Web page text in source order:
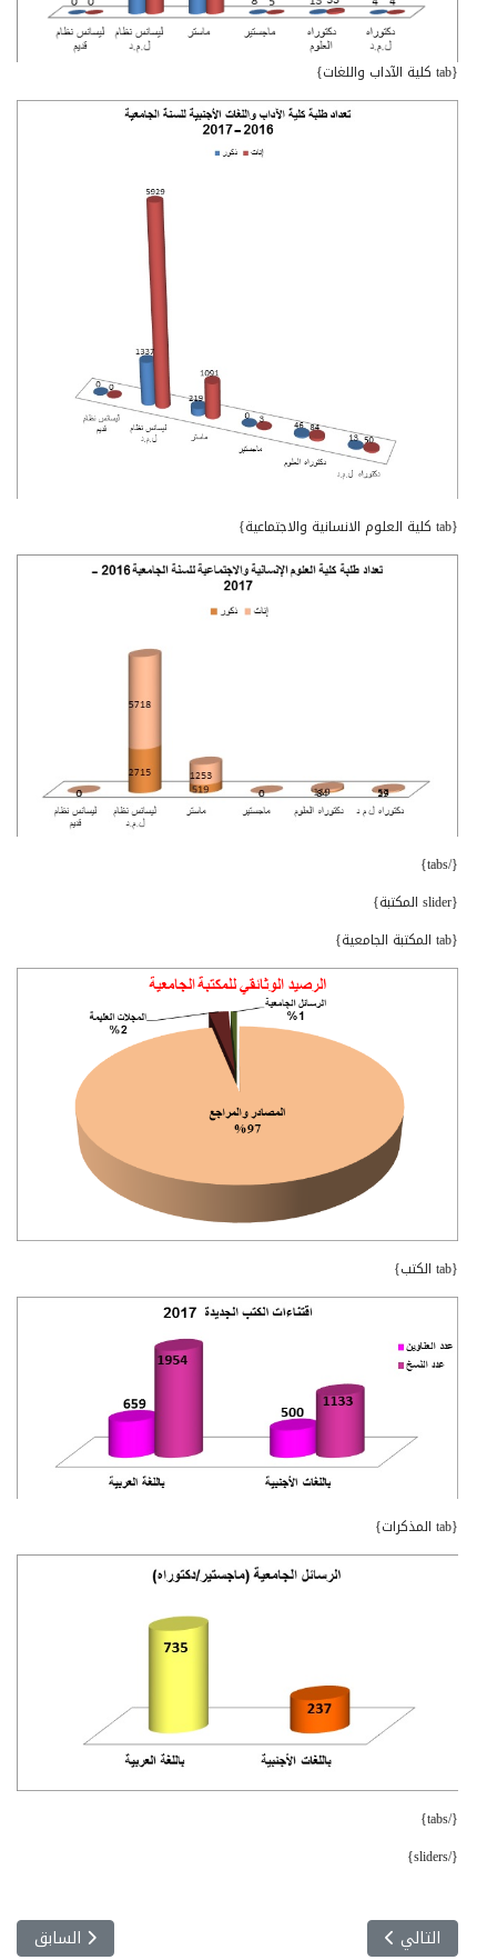
{tab كلية الآداب واللغات}
{tab كلية العلوم الانسانية والاجتماعية}
{/tabs}
{slider المكتبة}
{tab المكتبة الجامعية}
{tab الكتب}
{tab المذكرات}
{/tabs}
{/sliders}
المقال
السابق المقال التالي: إحصائيات
التالي